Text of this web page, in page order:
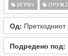
ИГРАЧ
Од:
Подредено под: